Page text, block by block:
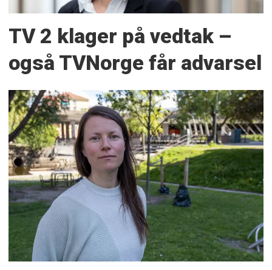
TV 2 klager på vedtak –
også TVNorge får advarsel